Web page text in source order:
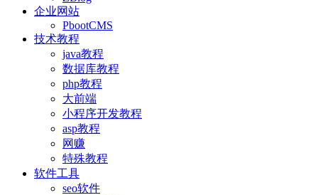
企业网站
PbootCMS
技术教程
java教程
数据库教程
php教程
大前端
小程序开发教程
asp教程
网赚
特殊教程
软件工具
seo软件